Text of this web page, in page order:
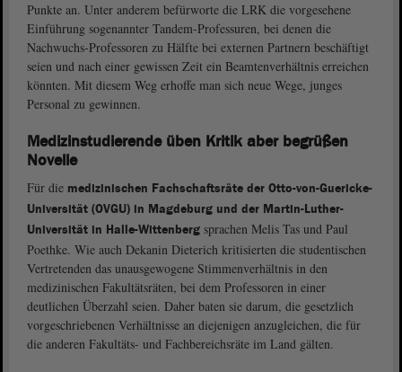
Punkte an. Unter anderem befürworte die LRK die vorgesehene
Einführung sogenannter Tandem-Professuren, bei denen die
Nachwuchs-Professoren zu Hälfte bei externen Partnern beschäftigt
seien und nach einer gewissen Zeit ein Beamtenverhältnis erreichen
könnten. Mit diesem Weg erhoffe man sich neue Wege, junges
Personal zu gewinnen.
Medizinstudierende üben Kritik aber begrüßen
Novelle
Für die medizinischen Fachschaftsräte der Otto-von-Guericke-
Universität (OVGU) in Magdeburg und der Martin-Luther-
Universität in Halle-Wittenberg sprachen Melis Tas und Paul
Poethke. Wie auch Dekanin Dieterich kritisierten die studentischen
Vertretenden das unausgewogene Stimmenverhältnis in den
medizinischen Fakultätsräten, bei dem Professoren in einer
deutlichen Überzahl seien. Daher baten sie darum, die gesetzlich
vorgeschriebenen Verhältnisse an diejenigen anzugleichen, die für
die anderen Fakultäts- und Fachbereichsräte im Land gälten.